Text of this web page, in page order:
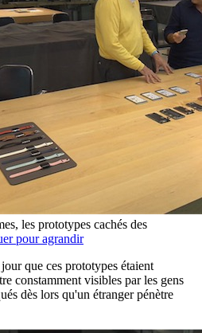
les prototypes cachés des
pour agrandir
que ces prototypes étaient
constamment visibles par les gens
dès lors qu'un étranger pénètre